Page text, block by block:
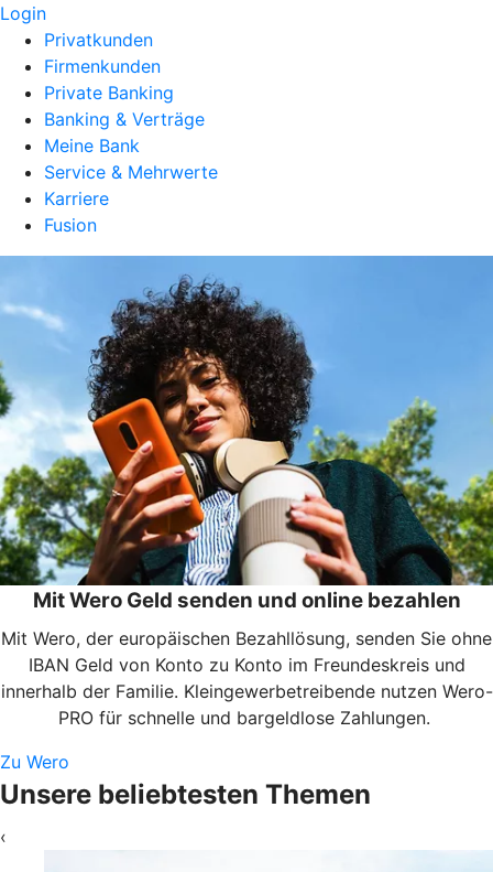
Login
Privatkunden
Firmenkunden
Private Banking
Banking & Verträge
Meine Bank
Service & Mehrwerte
Karriere
Fusion
Mit Wero Geld senden und online bezahlen
Mit Wero, der europäischen Bezahllösung, senden Sie ohne
IBAN Geld von Konto zu Konto im Freundeskreis und
innerhalb der Familie. Kleingewerbetreibende nutzen Wero-
PRO für schnelle und bargeldlose Zahlungen.
Zu Wero
Unsere beliebtesten Themen
‹